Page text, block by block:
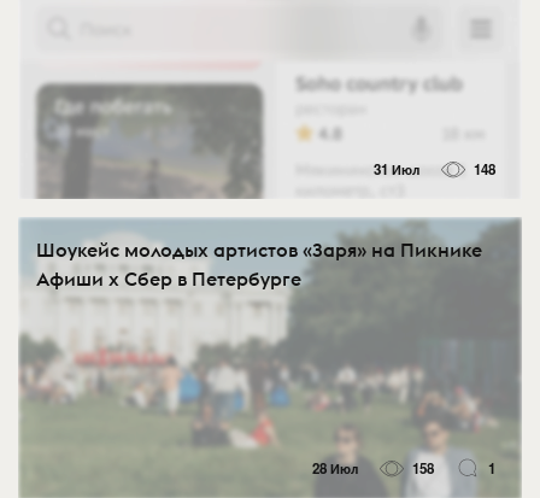
31 Июл 148
Шоукейс молодых артистов «Заря» на Пикнике
Афиши x Сбер в Петербурге
28 Июл 158 1